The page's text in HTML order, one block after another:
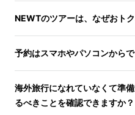
NEWTのツアーは、なぜおト
予約はスマホやパソコンから
海外旅行になれていなくて準
るべきことを確認できますか？